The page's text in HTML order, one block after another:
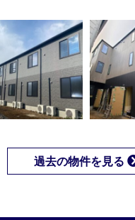
過去の物件を見る